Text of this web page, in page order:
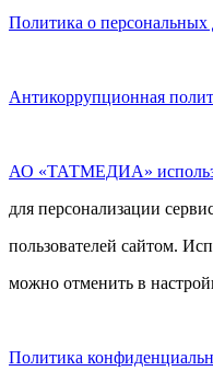
Политика о
Антикоррупционная
АО «ТАТМЕДИА»
для персонализации
пользователей сайтом.
можно отменить в
Политика